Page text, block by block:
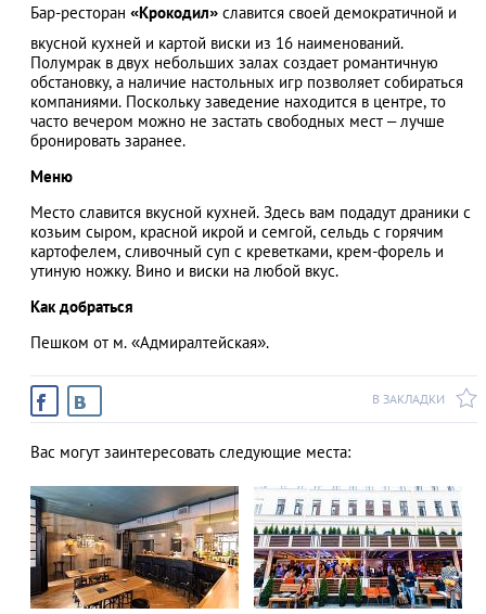
АЗАД
Бар-ресторан «Крокодил» славится своей демократичной и
вкусной кухней и картой виски из 16 наименований.
Полумрак в двух небольших залах создает романтичную
обстановку, а наличие настольных игр позволяет собираться
компаниями. Поскольку заведение находится в центре, то
часто вечером можно не застать свободных мест – лучше
бронировать заранее.
Меню
Место славится вкусной кухней. Здесь вам подадут драники с
козьим сыром, красной икрой и семгой, сельдь с горячим
картофелем, сливочный суп с креветками, крем-форель и
утиную ножку. Вино и виски на любой вкус.
Как добраться
Пешком от м. «Адмиралтейская».
В ЗАКЛАДКИ
Вас могут заинтересовать следующие места: